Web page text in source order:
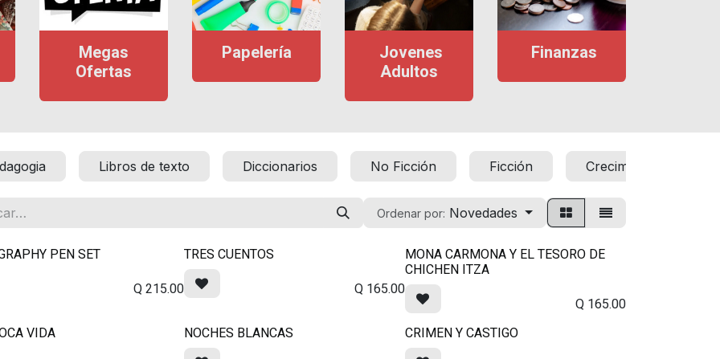
Megas
Ofertas
Papelería
Jovenes
Adultos
Finanzas
Libros de texto Diccionarios No Ficción Ficción Crecimiento
Ordenar por: Novedades
PEN SET
Q215.00
TRES CUENTOS
Q 165.00
MONA CARMONA Y EL TESORO DE
CHICHEN ITZA
Q 165.00
VIDA
NOCHES BLANCAS
CRIMEN Y CASTIGO